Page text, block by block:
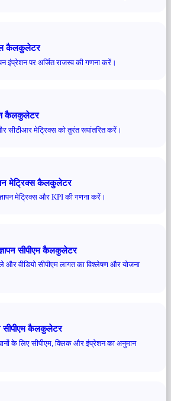
कैलकुलेटर
इंप्रेशन पर अर्जित राजस्व की गणना करें।
कैलकुलेटर
सीटीआर मेट्रिक्स को तुरंत रूपांतरित करें।
मेट्रिक्स कैलकुलेटर
मेट्रिक्स और KPI की गणना करें।
सीपीएम कैलकुलेटर
और वीडियो सीपीएम लागत का विश्लेषण और योजना
सीपीएम कैलकुलेटर
के लिए सीपीएम, क्लिक और इंप्रेशन का अनुमान